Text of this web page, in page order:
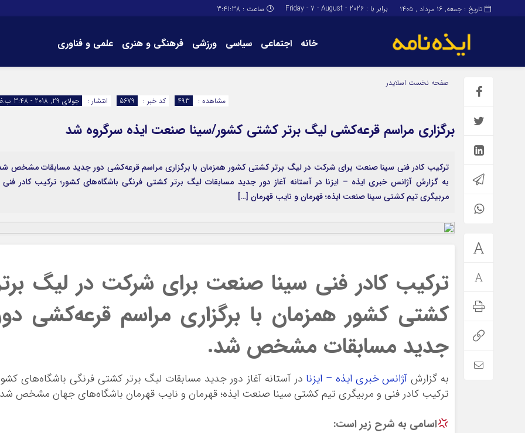
تاریخ : جمعه, ۱۶ مرداد , ۱۴۰۵ برابر با : Friday - 7 - August - 2026 ساعت : 3:41:38
خانه اجتماعی سیاسی ورزشی فرهنگی و هنری علمی و فناوری
برگه نمونهصفحه نخست اسلایدر
انتشار :
جولای 29, 2018 - 3:48 ب.ظ کد خبر : 5679 مشاهده : 493
برگزاری مراسم قرعه‌کشی لیگ برتر کشتی کشور/سینا صنعت ایذه سرگروه شد
ترکیب کادر فنی سینا صنعت برای شرکت در لیگ برتر کشتی کشور همزمان با برگزاری مراسم قرعه‌کشی دور جدید مسابقات مشخص
به گزارش آژانس خبری ایذه – ایزنا در آستانه آغاز دور جدید مسابقات لیگ برتر کشتی فرنگی باشگاه‌های کشور؛ ترکیب کادر
مربیگری تیم کشتی سینا صنعت ایذه؛ قهرمان و نایب قهرمان […]
ترکیب کادر فنی سینا صنعت برای شرکت در لیگ
کشتی کشور همزمان با برگزاری مراسم قرعه‌کشی
جدید مسابقات مشخص شد.
به گزارش آژانس خبری ایذه – ایزنا در آستانه آغاز دور جدید مسابقات لیگ برتر کشتی فرنگی باشگاه‌های
ترکیب کادر فنی و مربیگری تیم کشتی سینا صنعت ایذه؛ قهرمان و نایب قهرمان باشگاه‌های جهان مشخص شد
اسامی به شرح زیر است: